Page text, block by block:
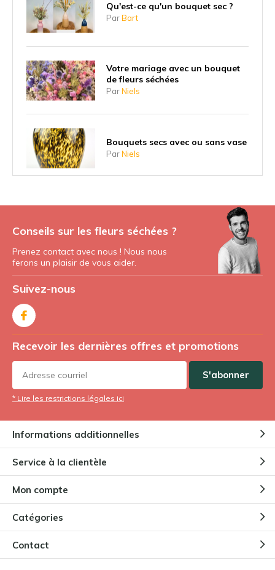
Qu'est-ce qu'un bouquet sec ?
ParBart
Votre mariage avec un bouquet
de fleurs séchées
ParNiels
Bouquets secs avec ou sans vase
ParNiels
Conseils sur les fleurs séchées ?
Prenez contact avec nous ! Nous nous
ferons un plaisir de vous aider.
Suivez-nous
Recevoir les dernières offres et promotions
S'abonner
* Lire les restrictions légales ici
Informations additionnelles
Service à la clientèle
Mon compte
Catégories
Contact